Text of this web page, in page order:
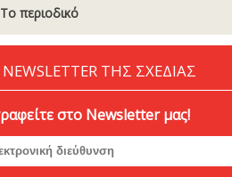
Το περιοδικό
ΤΗΣ ΣΧΕΔΙΑΣ
στο Newsletter μας!